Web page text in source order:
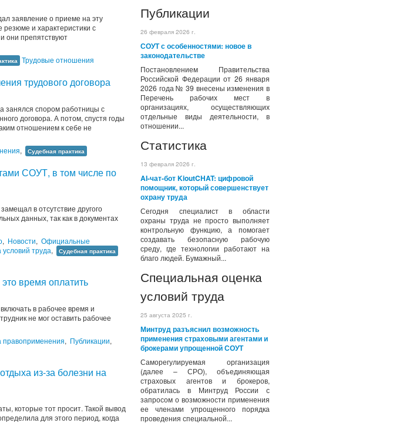
Публикации
26 февраля 2026 г.
СОУТ с особенностями: новое в
законодательстве
Постановлением Правительства
Российской Федерации от 26 января
2026 года № 39 внесены изменения в
Перечень рабочих мест в
организациях, осуществляющих
отдельные виды деятельности, в
отношении...
Статистика
13 февраля 2026 г.
AI-чат-бот KioutCHAT: цифровой
помощник, который совершенствует
охрану труда
Сегодня специалист в области
охраны труда не просто выполняет
контрольную функцию, а помогает
создавать безопасную рабочую
среду, где технологии работают на
благо людей. Бумажный...
Специальная оценка
условий труда
25 августа 2025 г.
Минтруд разъяснил возможность
применения страховыми агентами и
брокерами упрощенной СОУТ
Саморегулируемая организация
(далее – СРО), объединяющая
страховых агентов и брокеров,
обратилась в Минтруд России с
запросом о возможности применения
ее членами упрощенного порядка
проведения специальной...
заявление о приеме на эту
и характеристики с
они препятствуют
Трудовые отношения
трудового договора
занялся спором работницы с
договора. А потом, спустя годы
отношением к себе не
, Судебная практика
СОУТ, в том числе по
в отсутствие другого
данных, так как в документах
, Новости, Официальные
труда, Судебная практика
время оплатить
в рабочее время и
не мог оставить рабочее
правоприменения, Публикации,
из-за болезни на
которые тот просит. Такой вывод
для этого период, когда